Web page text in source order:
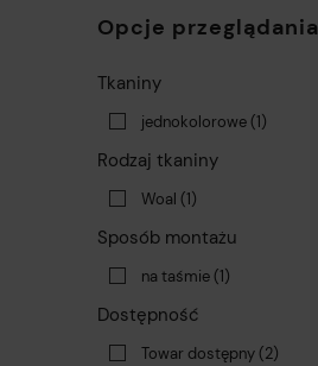
Opcje przeglądania
Tkaniny
jednokolorowe (1)
Rodzaj tkaniny
Woal (1)
Sposób montażu
na taśmie (1)
Dostępność
Towar dostępny (2)